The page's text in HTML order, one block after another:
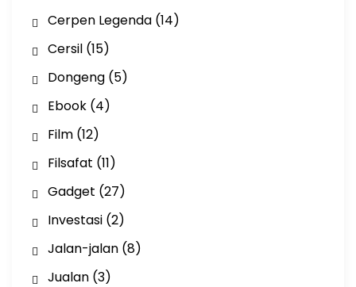
Cerpen Legenda(14)
Cersil(15)
Dongeng(5)
Ebook(4)
Film(12)
Filsafat (11)
Gadget (27)
Investasi(2)
Jalan-jalan(8)
Jualan(3)